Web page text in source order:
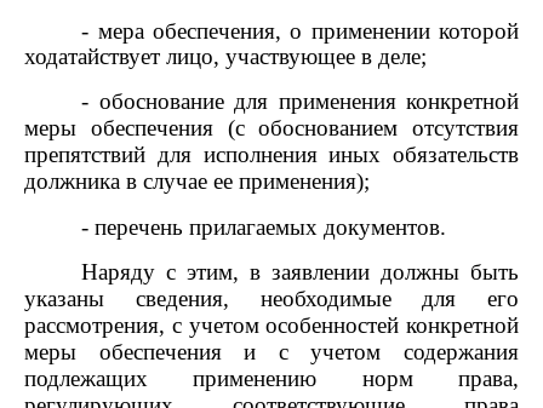
- мера обеспечения, о применении которой
ходатайствует лицо, участвующее в деле;
- обоснование для применения конкретной
меры обеспечения (с обоснованием отсутствия
препятствий для исполнения иных обязательств
должника в случае ее применения);
- перечень прилагаемых документов.
Наряду с этим, в заявлении должны быть
указаны сведения, необходимые для его
рассмотрения, с учетом особенностей конкретной
меры обеспечения и с учетом содержания
подлежащих применению норм права,